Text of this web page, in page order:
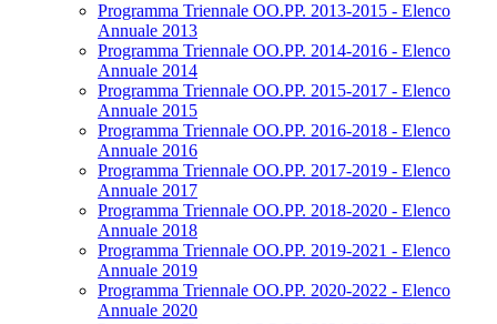
Programma Triennale OO.PP. 2013-2015 - Elenco
Annuale 2013
Programma Triennale OO.PP. 2014-2016 - Elenco
Annuale 2014
Programma Triennale OO.PP. 2015-2017 - Elenco
Annuale 2015
Programma Triennale OO.PP. 2016-2018 - Elenco
Annuale 2016
Programma Triennale OO.PP. 2017-2019 - Elenco
Annuale 2017
Programma Triennale OO.PP. 2018-2020 - Elenco
Annuale 2018
Programma Triennale OO.PP. 2019-2021 - Elenco
Annuale 2019
Programma Triennale OO.PP. 2020-2022 - Elenco
Annuale 2020